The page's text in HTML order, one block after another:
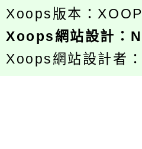
Xoops版本：
Xoops網站設計 ：
Xoops網站設計者